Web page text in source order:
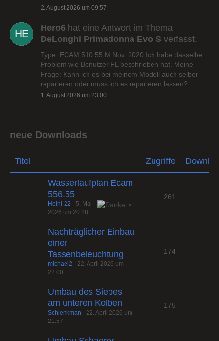
2. August 2026 um 09:57
Hero6 hat eine Antwort im Thema
DeLonghi Primadonna Evo S verfasst.
Type: ECAM 510.55.M Nov. 2020 Ich habe dasselbe
Problem wie Benutzer FL beschrieben hat. Meine
Frage: Kann ich es bei meinem Modell auch selber
reparieren oder muss ich es reparieren lassen?
1. August 2026 um 23:00
neue Downloads
Titel Zugriffe
Wasserlaufplan Ecam
556.55
1
Heini-22 - 5. Mai
2026 um 20:28
261
Nachträglicher Einbau
einer
Tassenbeleuchtung
michael2 - 22. April 2026 um
22:00
174
Umbau des Siebes
am unteren Kolben
Schlenkman - 22. April 2026 um
21:57
175